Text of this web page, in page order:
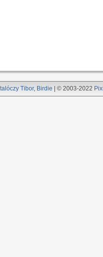
Tibor, Birdie | © 2003-2022